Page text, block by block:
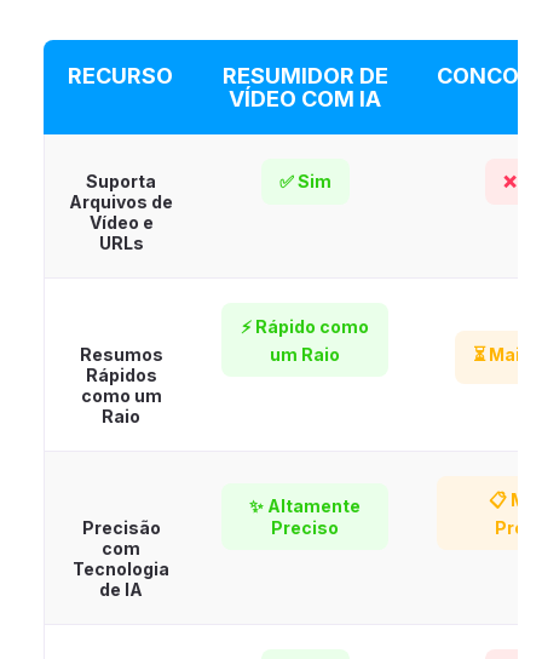
RECURSO
RESUMIDOR DE
VÍDEO COM IA
Suporta
Arquivos de
Vídeo e
URLs
✅ Sim ❌
Resumos
Rápidos
como um
Raio
⚡ Rápido como
um Raio
⏳ Mais
Precisão
com
Tecnologia
de IA
✨ Altamente
Preciso
📋